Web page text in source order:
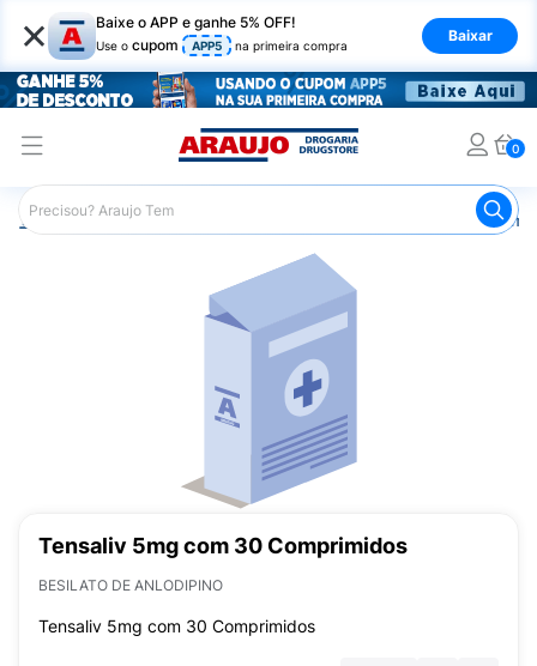
× Baixe o APP e ganhe 5% OFF!
Use o cupom APP5 na primeira compra
Baixar
0
Araujo Medicamentos
Tensaliv 5mg com 30 Comprimidos
BESILATO DE ANLODIPINO
Tensaliv 5mg com 30 Comprimidos